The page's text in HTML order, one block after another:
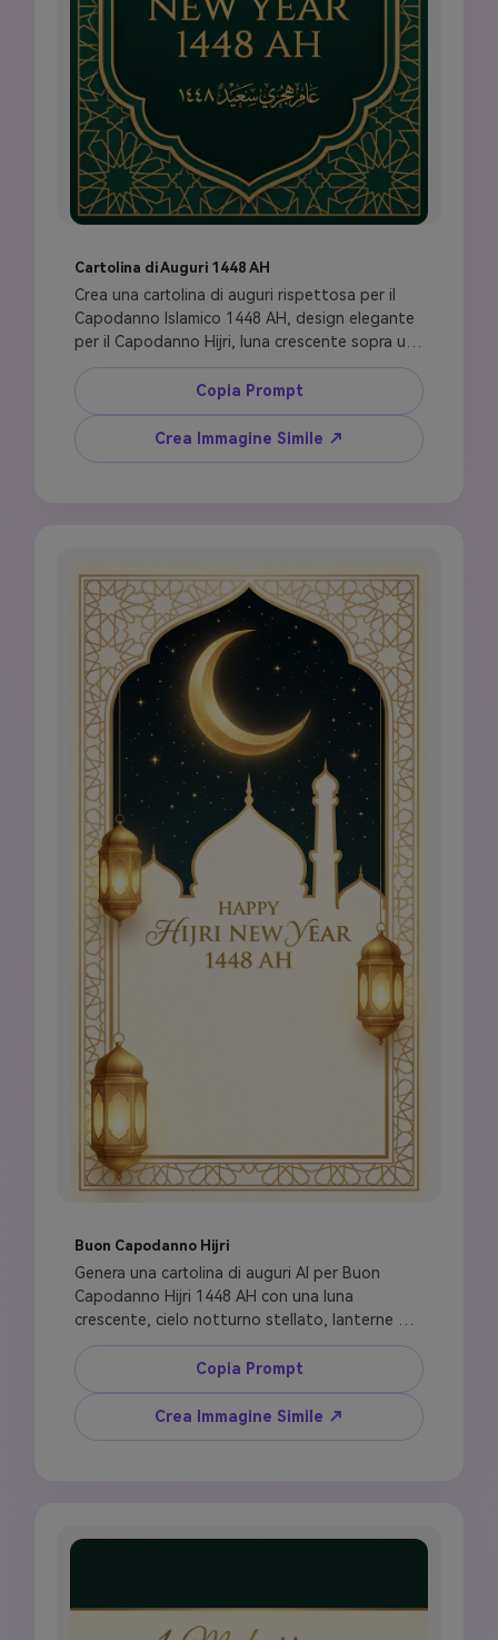
Cartolina di Auguri 1448 AH
Crea una cartolina di auguri rispettosa per il
Capodanno Islamico 1448 AH, design elegante
per il Capodanno Hijri, luna crescente sopra una
silhouette di moschea pacifica, bagliore caldo
di lanterna, bordo geometrico islamico sottile,
palette verde smeraldo e oro tenue, testo di
auguri in inglese pulito: Happy Islamic New Year
1448 AH, atmosfera spirituale calma, layout di
Copia Prompt
Crea Immagine Simile ↗
Buon Capodanno Hijri
Genera una cartolina di auguri AI per Buon
Capodanno Hijri 1448 AH con una luna
crescente, cielo notturno stellato, lanterne
luminose, silhouette della cupola della
moschea, cornice raffinata con motivo islamico,
sfondo color crema tenue, accenti dorati,
spazio vuoto elegante per il testo, atmosfera
pacifica e riflessiva, adatta per WhatsApp,
Copia Prompt
Crea Immagine Simile ↗